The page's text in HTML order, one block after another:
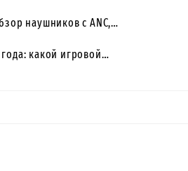
наушников с ANC,…
какой игровой…